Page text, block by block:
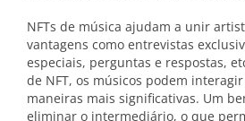
NFTs de música ajudam a unir
vantagens como entrevistas
especiais, perguntas e respostas,
de NFT, os músicos podem
maneiras mais significativas. Um
eliminar o intermediário, o que